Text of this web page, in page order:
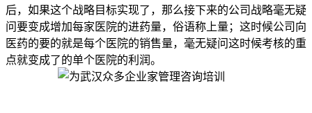
后，如果这个战略目标实现了，那么接下来的公司战略毫无疑
问要变成增加每家医院的进药量，俗语称上量；这时候公司向
医药的要的就是每个医院的销售量，毫无疑问这时候考核的重
点就变成了的单个医院的利润。